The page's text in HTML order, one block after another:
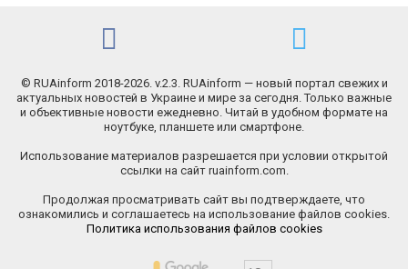
© RUAinform 2018-2026. v.2.3. RUAinform — новый портал свежих и
актуальных новостей в Украине и мире за сегодня. Только важные
и объективные новости ежедневно. Читай в удобном формате на
ноутбуке, планшете или смартфоне.
Использование материалов разрешается при условии открытой
ссылки на сайт ruainform.com.
Продолжая просматривать сайт вы подтверждаете, что
ознакомились и соглашаетесь на использование файлов cookies.
Политика использования файлов cookies